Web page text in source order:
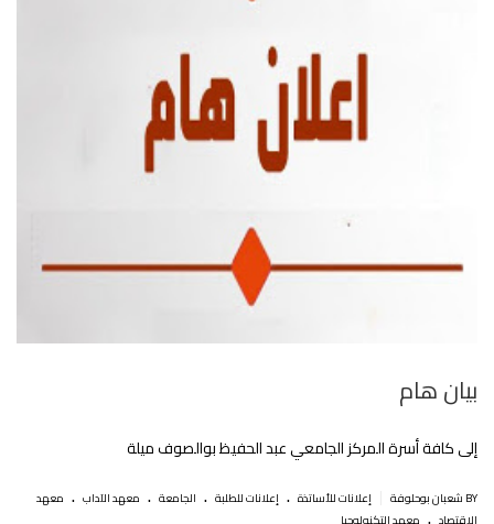
بيان هام
إلى كافة أسرة المركز الجامعي عبد الحفيظ بوالصوف ميلة
BY شعبان بوحلوفة إعلانات للأساتذة . إعلانات للطلبة . الجامعة . معهد الآداب . معهد
الإقتصاد . معهد التكنولوجيا